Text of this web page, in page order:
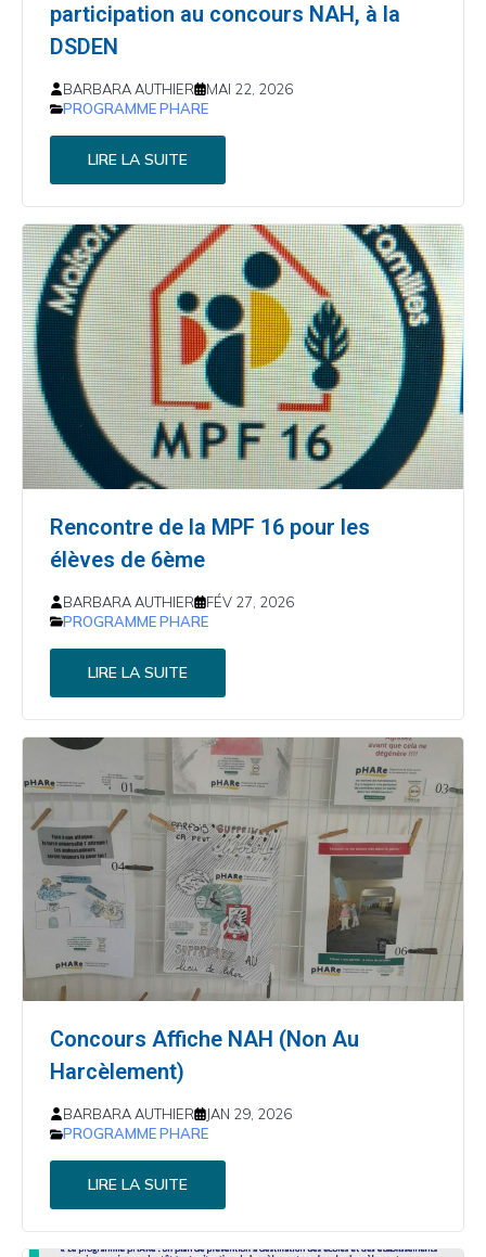
participation au concours NAH, à la
DSDEN
BARBARA AUTHIER
MAI 22, 2026
PROGRAMME PHARE
LIRE LA SUITE
Rencontre de la MPF 16 pour les
élèves de 6ème
BARBARA AUTHIER
FÉV 27, 2026
PROGRAMME PHARE
LIRE LA SUITE
Concours Affiche NAH (Non Au
Harcèlement)
BARBARA AUTHIER
JAN 29, 2026
PROGRAMME PHARE
LIRE LA SUITE